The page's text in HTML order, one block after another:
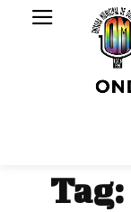
Tag: